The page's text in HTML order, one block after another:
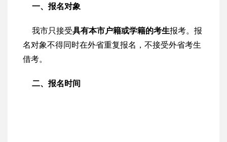
一、报名对象
我市只接受具有本市户籍或学籍的考生报考。报
名对象不得同时在外省重复报名，不接受外省考生
借考。
二、报名时间